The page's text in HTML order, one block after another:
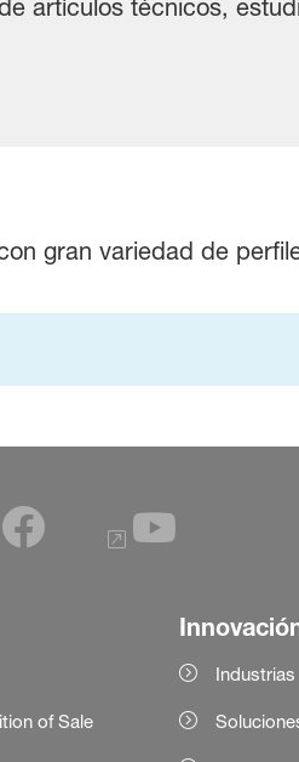
artículos técnicos,
gran variedad de
of Sale
Industrias